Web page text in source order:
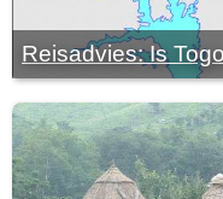
Reisadvies: Is